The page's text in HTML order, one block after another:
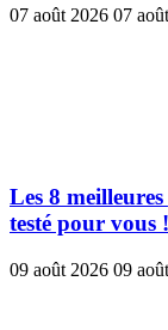
07 août 2026 07
Les 8
testé pour vous !
09 août 2026 09